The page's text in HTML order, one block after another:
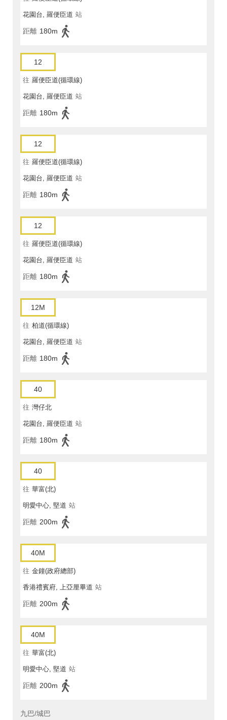
花園台, 羅便臣道 站
距離 180m
12
往 羅便臣道(循環線)
花園台, 羅便臣道 站
距離 180m
12
往 羅便臣道(循環線)
花園台, 羅便臣道 站
距離 180m
12
往 羅便臣道(循環線)
花園台, 羅便臣道 站
距離 180m
12M
往 柏道(循環線)
花園台, 羅便臣道 站
距離 180m
40
往 灣仔北
花園台, 羅便臣道 站
距離 180m
40
往 華富(北)
明愛中心, 堅道 站
距離 200m
40M
往 金鐘(政府總部)
香港禮賓府, 上亞厘畢道 站
距離 200m
40M
往 華富(北)
明愛中心, 堅道 站
距離 200m
九巴/城巴